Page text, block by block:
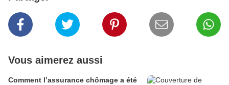
Vous aimerez aussi
Comment l’assurance chômage a été